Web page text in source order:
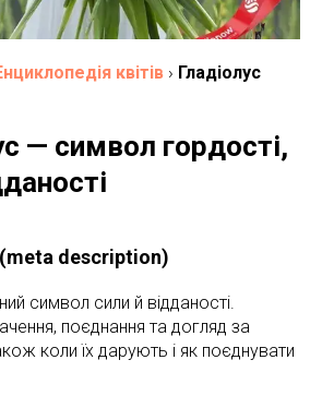
квітів › Гладіолус
— символ гордості,
description)
символ сили й відданості.
поєднання та догляд за
коли їх дарують і як поєднувати